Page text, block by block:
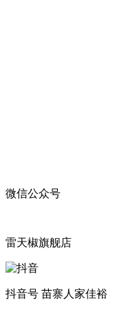
微信公众号
雷天椒旗舰店
抖音号 苗寨人家佳裕